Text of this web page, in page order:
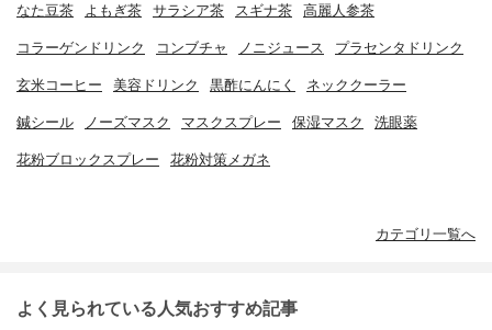
なた豆茶 よもぎ茶 サラシア茶 スギナ茶 高麗人参茶
コラーゲンドリンク コンブチャ ノニジュース プラセンタドリンク
玄米コーヒー 美容ドリンク 黒酢にんにく ネッククーラー
鍼シール ノーズマスク マスクスプレー 保湿マスク 洗眼薬
花粉ブロックスプレー 花粉対策メガネ
カテゴリ一覧へ
よく見られている人気おすすめ記事